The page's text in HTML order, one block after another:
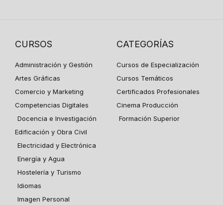
CURSOS
Administración y Gestión
Artes Gráficas
Comercio y Marketing
Competencias Digitales
Docencia e Investigación
Edificación y Obra Civil
Electricidad y Electrónica
Energía y Agua
Hostelería y Turismo
Idiomas
Imagen Personal
CATEGORÍAS
Cursos de Especialización
Cursos Temáticos
Certificados Profesionales
Cinema Producción
Formación Superior